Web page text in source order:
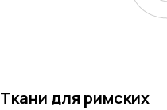
Ткани для римских